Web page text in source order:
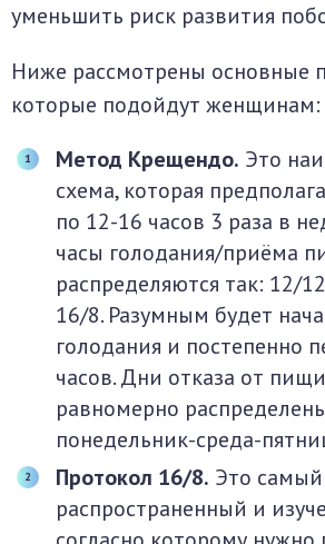
уменьшить риск развития
Ниже рассмотрены основные
которые подойдут женщинам:
Метод Крещендо. Это
схема, которая
по 12-16 часов 3 раза в
часы голодания/приёма
распределяются так: 12/
16/8. Разумным будет
голодания и постепенно
часов. Дни отказа от
равномерно
понедельник-среда-
Протокол 16/8. Это самый
распространенный и